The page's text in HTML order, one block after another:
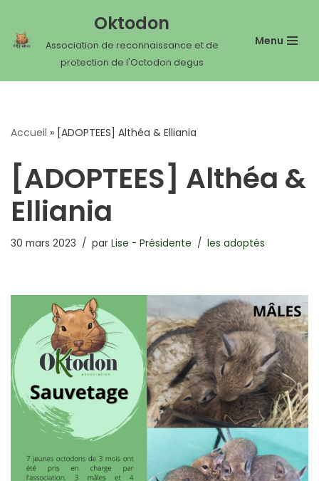
Aller
Oktodon
Association de reconnaissance et de
protection de l'Octodon degus
Menu
Accueil » [ADOPTEES] Althéa & Elliania
[ADOPTEES] Althéa &
Elliania
30 mars 2023 par Lise - Présidente les adoptés